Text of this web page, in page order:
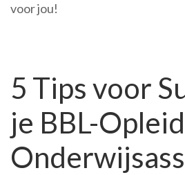
voor jou!
5 Tips voor
je BBL-